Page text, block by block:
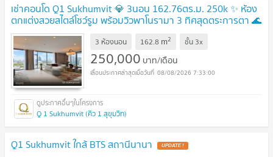
เช่าคอนโด Q1 Sukhumvit 💎 3นอน 162.76ตร.ม. 250k ✨ ห้อง
ตกแต่งสวยสไตล์โชว์รูม พร้อมวิวพาโนรามา 3 ทิศสุดตระการตา 🌊
ติด BTS นานา
3 ห้องนอน 162.8 m2 ชั้น 3x
250,000 บาท/เดือน
08/08/2026 7:33:00
Q 1 Sukhumvit (คิว 1 สุขุมวิท)
Q1 Sukhumvit ใกล้ BTS สถานีนานา